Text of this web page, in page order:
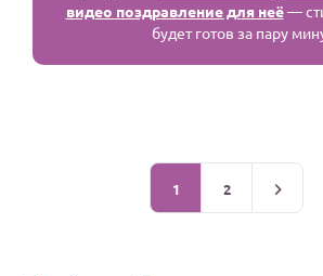
видео поздравление для неё—
будет готов за пару
1 2